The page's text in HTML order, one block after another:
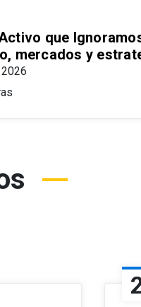
que
mercados y